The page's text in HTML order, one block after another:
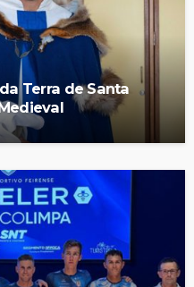
Terra de Santa